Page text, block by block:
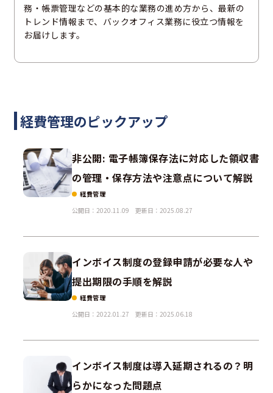
務・帳票管理などの基本的な業務の進め方から、最新の
トレンド情報まで、バックオフィス業務に役立つ情報を
お届けします。
経費管理のピックアップ
非公開: 電子帳簿保存法に対応した領収書
の管理・保存方法や注意点について解説
経費管理
公開日：2020.11.09
更新日：2025.08.27
インボイス制度の登録申請が必要な人や
提出期限の手順を解説
経費管理
公開日：2022.01.27
更新日：2025.06.18
インボイス制度は導入延期されるの？明
らかになった問題点